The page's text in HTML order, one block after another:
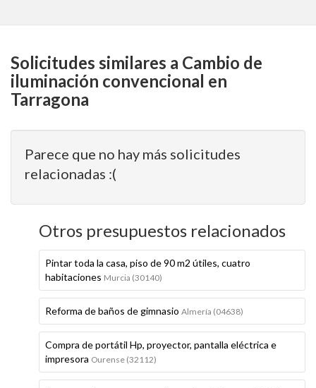
Solicitudes similares a Cambio de
iluminación convencional en
Tarragona
Parece que no hay más solicitudes
relacionadas :(
Otros presupuestos relacionados
Pintar toda la casa, piso de 90 m2 útiles, cuatro
habitaciones Murcia (30140)
Reforma de baños de gimnasio Almería (04638)
Compra de portátil Hp, proyector, pantalla eléctrica e
impresora Ourense (32112)